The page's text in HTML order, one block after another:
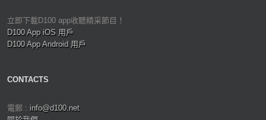
立即下載D100 app收聽精采節目！
D100 App iOS 用戶
D100 App Android 用戶
CONTACTS
電郵 : info@d100.net